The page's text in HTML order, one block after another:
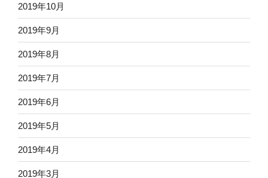
2019年10月
2019年9月
2019年8月
2019年7月
2019年6月
2019年5月
2019年4月
2019年3月